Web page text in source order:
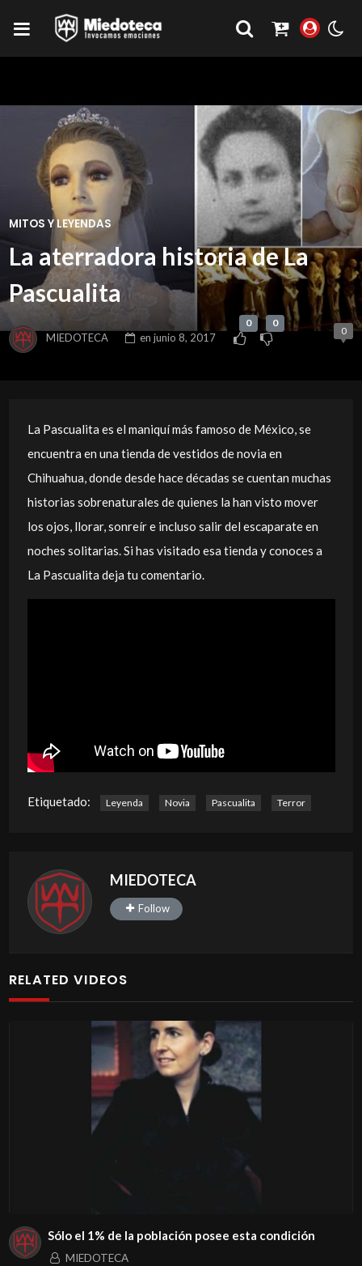
MITOS Y LEYENDAS
La aterradora historia de La
Pascualita
MIEDOTECA en junio 8, 2017
0 0
0
La Pascualita es el maniquí más famoso de México, se
encuentra en una tienda de vestidos de novia en
Chihuahua, donde desde hace décadas se cuentan muchas
historias sobrenaturales de quienes la han visto mover
los ojos, llorar, sonreír e incluso salir del escaparate en
noches solitarias. Si has visitado esa tienda y conoces a
La Pascualita deja tu comentario.
Etiquetado: Leyenda Novia Pascualita Terror
MIEDOTECA
Follow
RELATED VIDEOS
Sólo el 1% de la población posee esta condición
MIEDOTECA